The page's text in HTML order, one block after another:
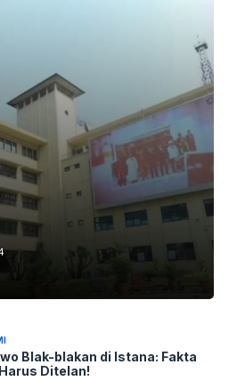
Blak-blakan di Istana: Fakta
Ditelan!